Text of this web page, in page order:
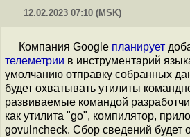
12.02.2023 07:10 (MSK)
Компания Google планирует
телеметрии в инструментарий
умолчанию отправку собранных
будет охватывать утилиты
развиваемые командой
как утилита "go", компилятор,
govulncheck. Сбор сведений будет